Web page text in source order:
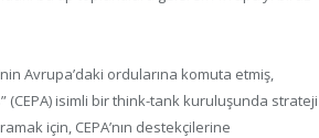
Avrupa’daki ordularına komuta etmiş,
isimli bir think-tank kuruluşunda strateji
için, CEPA’nın destekçilerine